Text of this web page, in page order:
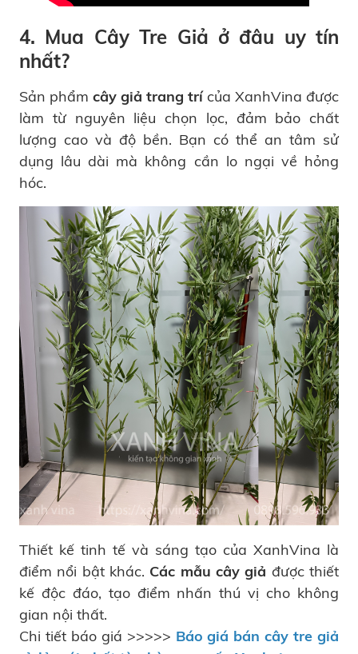
4. Mua Cây Tre Giả ở đâu uy tín
nhất?
Sản phẩm cây giả trang trícủa XanhVina được
làm từ nguyên liệu chọn lọc, đảm bảo chất
lượng cao và độ bền. Bạn có thể an tâm sử
dụng lâu dài mà không cần lo ngại về hỏng
hóc.
Thiết kế tinh tế và sáng tạo của XanhVina là
điểm nổi bật khác. Các mẫu cây giả được thiết
kế độc đáo, tạo điểm nhấn thú vị cho không
gian nội thất.
Chi tiết báo giá >>>>> Báo giá bán cây tre giả